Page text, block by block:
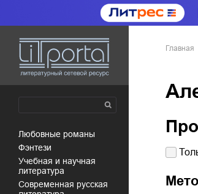
любовные романы
фэнтези
учебная и научная
литература
современная русская
Главная